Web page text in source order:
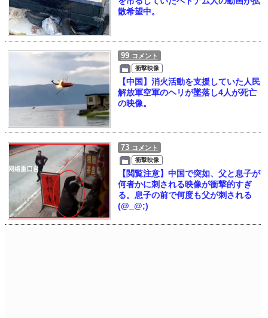
散希望中。
99 コメント
衝撃映像
【中国】消火活動を支援していた人民
解放軍空軍のヘリが墜落し4人が死亡
の映像。
73 コメント
衝撃映像
【閲覧注意】中国で突如、父と息子が
何者かに刺される映像が衝撃的すぎ
る。息子の前で何度も父が刺される
(@_@;)